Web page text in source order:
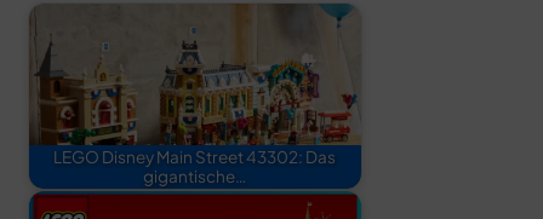
LEGO Disney Main Street 43302: Das
gigantische…